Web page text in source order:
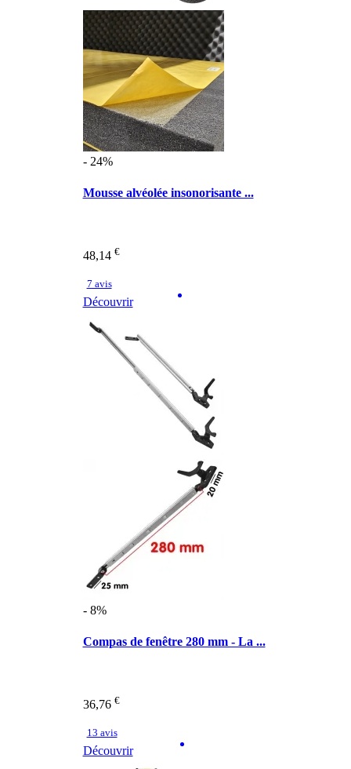
- 24%
Mousse alvéolée insonorisante ...
48,14 €
7 avis
Découvrir
- 8%
Compas de fenêtre 280 mm - La ...
36,76 €
13 avis
Découvrir